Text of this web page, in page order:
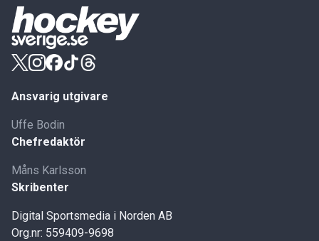
Ansvarig utgivare
Uffe Bodin
Chefredaktör
Måns Karlsson
Skribenter
Digital Sportsmedia i Norden AB
Org.nr: 559409-9698